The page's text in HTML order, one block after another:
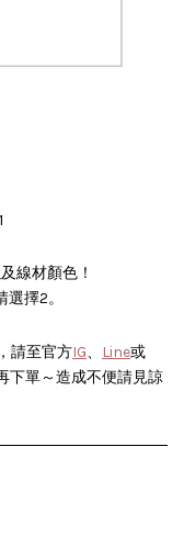
線材顏色！
擇2。
請至官方IG、 Line或
下單～造成不便請見諒